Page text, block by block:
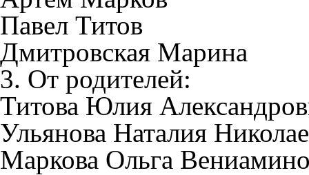
Павел Титов
Дмитровская Марина
3. От родителей:
Титова Юлия
Ульянова Наталия
Маркова Ольга